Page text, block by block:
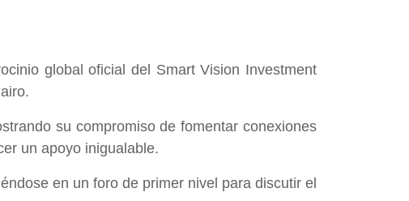
global oficial del Smart Vision Investment
su compromiso de fomentar conexiones
un apoyo inigualable.
en un foro de primer nivel para discutir el